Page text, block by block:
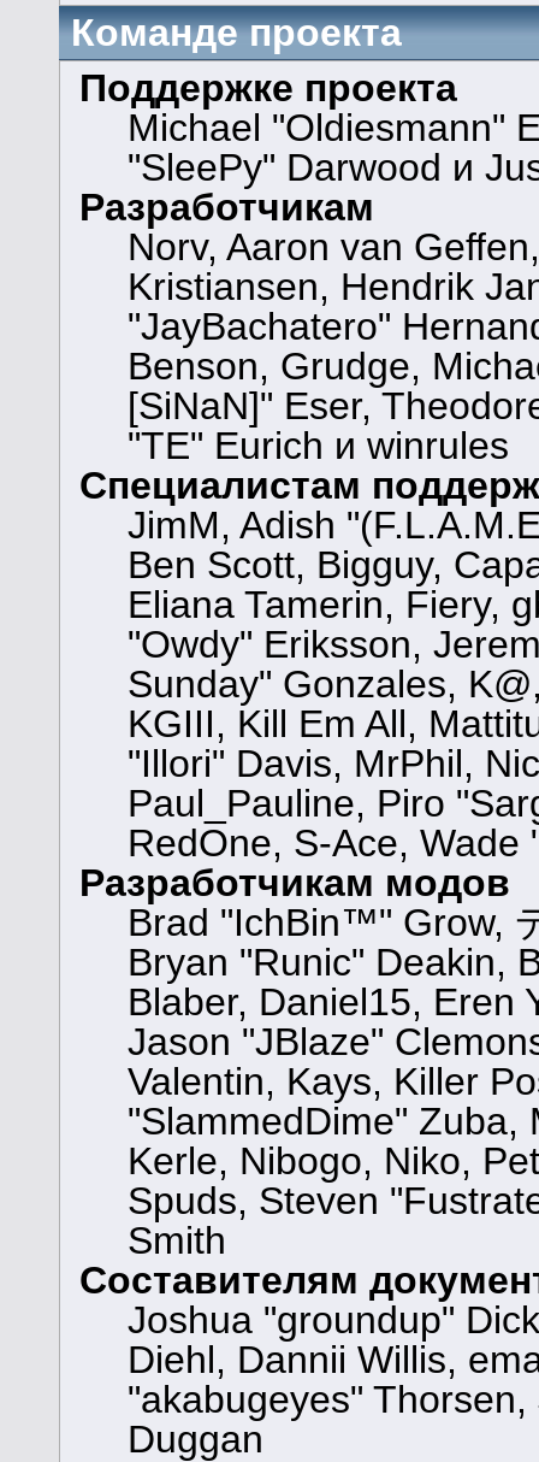
Команде проекта
Поддержке проекта
Michael "Oldiesmann"
"SleePy" Darwood и
Разработчикам
Norv, Aaron van
Kristiansen, Hendrik
"JayBachatero"
Benson, Grudge,
[SiNaN]" Eser,
"TE" Eurich и winrules
Специалистам
JimM, Adish
Ben Scott, Bigguy,
Eliana Tamerin, Fiery,
"Owdy" Eriksson,
Sunday" Gonzales,
KGIII, Kill Em All,
"Illori" Davis, MrPhil,
Paul_Pauline, Piro
RedOne, S-Ace,
Разработчикам модов
Brad "IchBin™" Grow,
Bryan "Runic" Deakin,
Blaber, Daniel15, Eren
Jason "JBlaze"
Valentin, Kays, Killer
"SlammedDime" Zuba,
Kerle, Nibogo, Niko,
Spuds, Steven
Smith
Составителям
Joshua "groundup"
Diehl, Dannii Willis,
"akabugeyes"
Duggan